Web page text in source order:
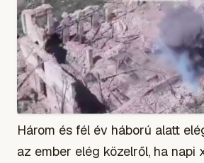
Három és fél év háború alatt
az ember elég közelről, ha napi